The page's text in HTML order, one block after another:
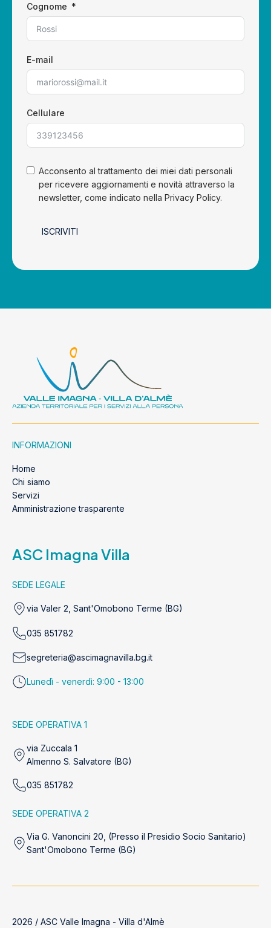
Cognome
E-mail
Cellulare
Acconsento al trattamento dei miei dati personali
per ricevere aggiornamenti e novità attraverso la
newsletter, come indicato nella Privacy Policy.
ISCRIVITI
INFORMAZIONI
Home
Chi siamo
Servizi
Amministrazione trasparente
ASC Imagna Villa
SEDE LEGALE
via Valer 2, Sant'Omobono Terme (BG)
035 851782
segreteria@ascimagnavilla.bg.it
Lunedì - venerdì: 9:00 - 13:00
SEDE OPERATIVA 1
via Zuccala 1
Almenno S. Salvatore (BG)
035 851782
SEDE OPERATIVA 2
Via G. Vanoncini 20, (Presso il Presidio Socio Sanitario)
Sant'Omobono Terme (BG)
2026 / ASC Valle Imagna - Villa d'Almè